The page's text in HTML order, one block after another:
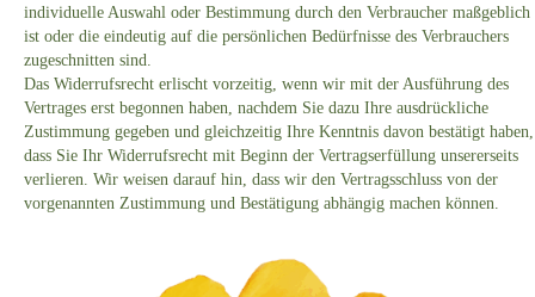
individuelle Auswahl oder Bestimmung durch den Verbraucher maßgeblich
ist oder die eindeutig auf die persönlichen Bedürfnisse des Verbrauchers
zugeschnitten sind.
Das Widerrufsrecht erlischt vorzeitig, wenn wir mit der Ausführung des
Vertrages erst begonnen haben, nachdem Sie dazu Ihre ausdrückliche
Zustimmung gegeben und gleichzeitig Ihre Kenntnis davon bestätigt haben,
dass Sie Ihr Widerrufsrecht mit Beginn der Vertragserfüllung unsererseits
verlieren. Wir weisen darauf hin, dass wir den Vertragsschluss von der
vorgenannten Zustimmung und Bestätigung abhängig machen können.